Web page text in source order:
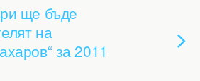
ще бъде
на
за 2011